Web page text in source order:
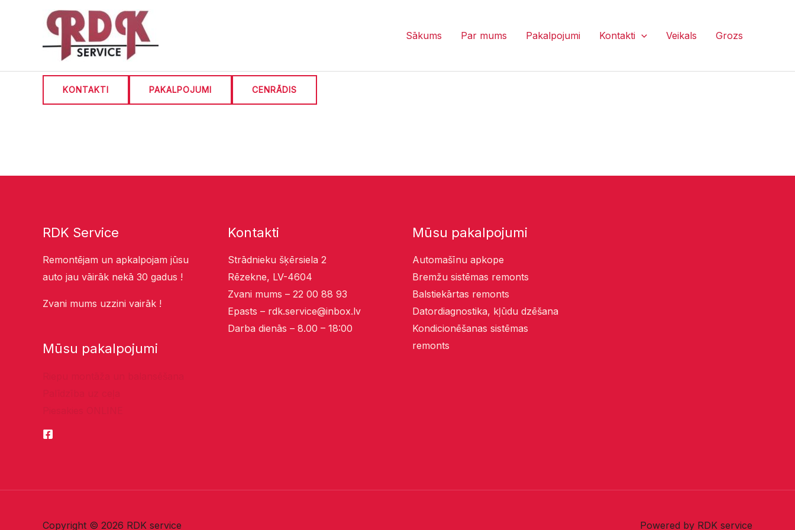
Sākums Par mums Pakalpojumi Kontakti Veikals Grozs
KONTAKTI PAKALPOJUMI CENRĀDIS
RDK Service
Remontējam un apkalpojam jūsu
auto jau vāirāk nekā 30 gadus !
Zvani mums uzzini vairāk !
Mūsu pakalpojumi
Kontakti
Strādnieku šķērsiela 2
Rēzekne, LV-4604
Zvani mums – 22 00 88 93
Epasts – rdk.service@inbox.lv
Darba dienās – 8.00 – 18:00
Mūsu pakalpojumi
Automašīnu apkope
Bremžu sistēmas remonts
Balstiekārtas remonts
Datordiagnostika, kļūdu dzēšana
Kondicionēšanas sistēmas
remonts
Copyright © 2026 RDK service Powered by RDK service